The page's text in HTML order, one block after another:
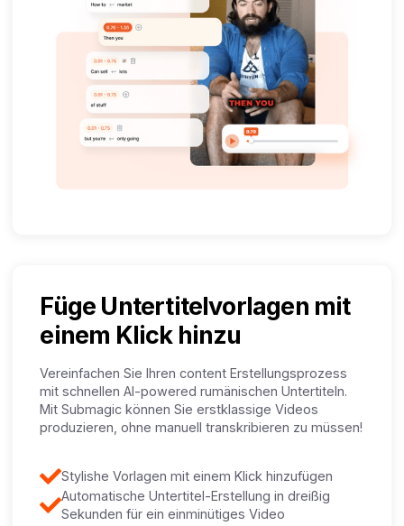
Füge Untertitelvorlagen mit
einem Klick hinzu
Vereinfachen Sie Ihren content Erstellungsprozess
mit schnellen AI-powered rumänischen Untertiteln.
Mit Submagic können Sie erstklassige Videos
produzieren, ohne manuell transkribieren zu müssen!
Stylishe Vorlagen mit einem Klick hinzufügen
Automatische Untertitel-Erstellung in dreißig
Sekunden für ein einminütiges Video